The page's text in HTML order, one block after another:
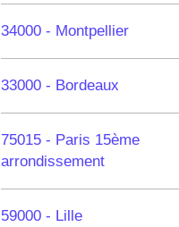
34000 - Montpellier
33000 - Bordeaux
75015 - Paris 15ème
arrondissement
59000 - Lille